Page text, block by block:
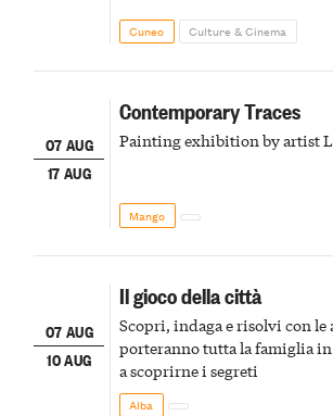
Cuneo Culture & Cinema
07 AUG
17 AUG
Contemporary Traces
Painting exhibition by artist
Mango
07 AUG
10 AUG
Il gioco della città
Scopri, indaga e risolvi con le
porteranno tutta la famiglia
a scoprirne i segreti
Alba